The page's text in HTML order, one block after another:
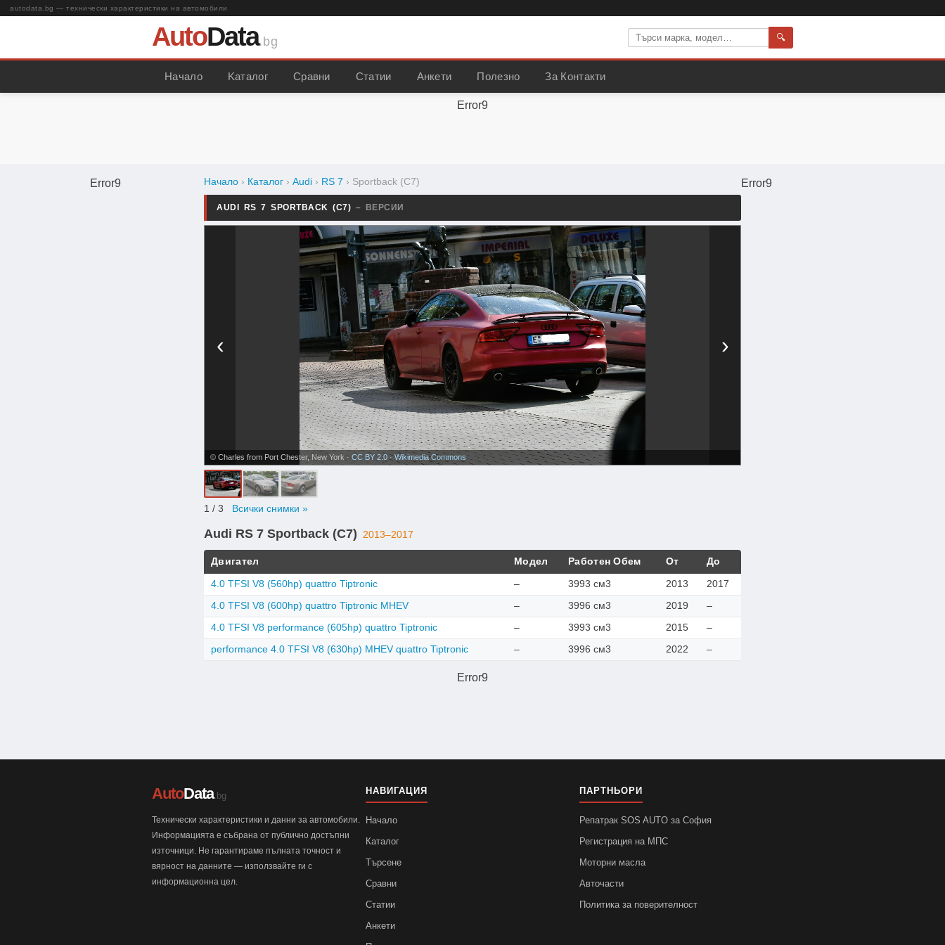
autodata.bg — технически характеристики на автомобили
AutoData.bg 🔍
Начало Kаталог Сравни Статии Анкети Полезно За Контакти
Error9
Error9 Начало › Каталог › Audi › RS 7 › Sportback (C7)
AUDI RS 7 SPORTBACK (C7) – ВЕРСИИ
‹ ›
© Charles from Port Chester, New York · CC BY 2.0 ·Wikimedia Commons
1 / 3 Всички снимки »
Audi RS 7 Sportback (C7) 2013–2017
Двигател Модел Работен Обем От До
4.0 TFSI V8 (560hp) quattro Tiptronic – 3993 см3 2013 2017
4.0 TFSI V8 (600hp) quattro Tiptronic MHEV – 3996 см3 2019 –
4.0 TFSI V8 performance (605hp) quattro Tiptronic – 3993 см3 2015 –
performance 4.0 TFSI V8 (630hp) MHEV quattro Tiptronic – 3996 см3 2022 –
Error9
Error9
AutoData.bg
Технически характеристики и данни за автомобили.
Информацията е събрана от публично достъпни
източници. Не гарантираме пълната точност и
вярност на данните — използвайте ги с
информационна цел.
НАВИГАЦИЯ
Начало
Каталог
Търсене
Сравни
Статии
Анкети
ПАРТНЬОРИ
Репатрак SOS AUTO за София
Регистрация на МПС
Моторни масла
Авточасти
Политика за поверителност